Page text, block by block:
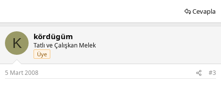
Cevapla
K kördügüm
Tatlı ve Çalışkan Melek
Üye
5 Mart 2008 #3